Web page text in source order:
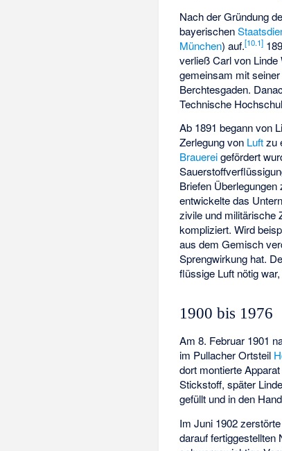
Nach der Gründung
bayerischen
München) auf.[10.1]
verließ Carl von Linde
gemeinsam mit
Berchtesgaden.
Technische
Ab 1891 begann von
Zerlegung von Luftzu
Brauereigefördert
Briefen Überlegungen
entwickelte das
zivile und militärische
kompliziert. Wird
aus dem Gemisch
Sprengwirkung hat.
flüssige Luft nötig
1900 bis 1976
Am 8. Februar 1901
im Pullacher Ortsteil
dort montierte
Stickstoff, später
gefüllt und in den
Im Juni 1902
darauf fertiggestellten